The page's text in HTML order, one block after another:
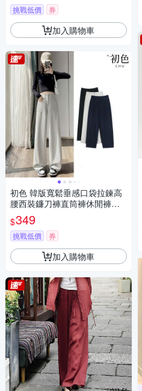
挑戰低價 券
加入購物車
初色 韓版寬鬆垂感口袋拉鍊高
腰西裝鐮刀褲直筒褲休閒褲寬
褲長褲-共4色-常規款-37504(M
-2XL可選)
$349
挑戰低價 券
加入購物車